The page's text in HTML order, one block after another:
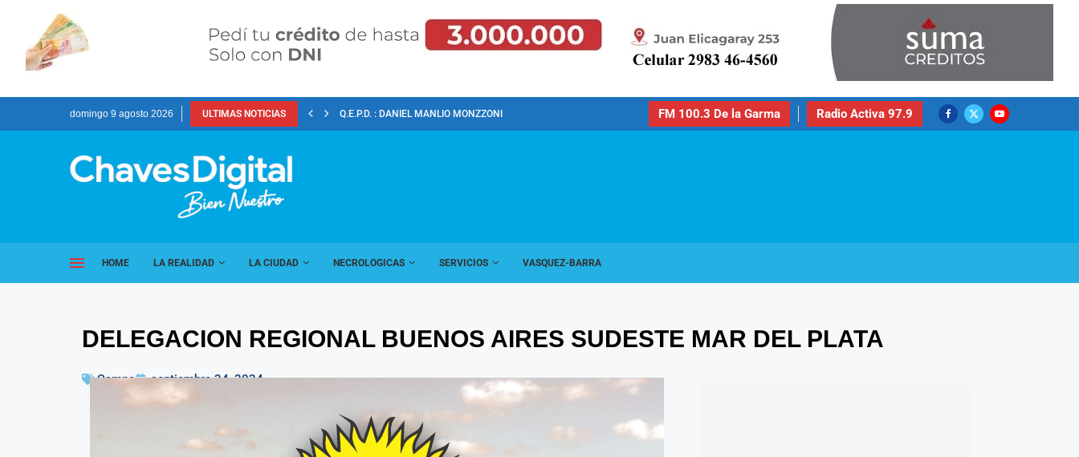
domingo 9 agosto 2026 ULTIMAS NOTICIAS Q.E.P.D. : DANIEL MANLIO MONZZONI FM 100.3 De la Garma Radio Activa 97.9
HOME LA REALIDAD LA CIUDAD NECROLOGICAS SERVICIOS VASQUEZ-BARRA
DELEGACION REGIONAL BUENOS AIRES SUDESTE MAR DEL PLATA
Campo septiembre 24, 2024